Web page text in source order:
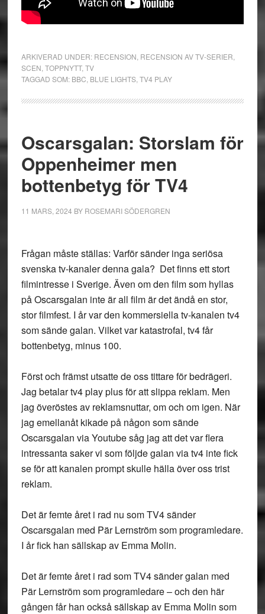
ARKIVERAD UNDER: RECENSION RECENSION AV TV-SERIER
SCEN TOPPNYTT, TV
TAGGAD SOM: BBC BLUE LIGHTS, TV4 PLAY
Oscarsgalan: Storslam för
Oppenheimer men
bottenbetyg för TV4
11 MARS, 2024 BY ROSEMARI SÖDERGREN
Frågan måste ställas: Varför sänder inga seriösa
svenska tv-kanaler denna gala? Det finns ett stort
filmintresse i Sverige. Även om den film som hyllas
på Oscarsgalan inte är all film är det ändå en stor,
stor filmfest. I år var den kommersiella tv-kanalen tv4
som sände galan. Vilket var katastrofal, tv4 får
bottenbetyg, minus 100.
Först och främst utsatte de oss tittare för bedrägeri.
Jag betalar tv4 play plus för att slippa reklam. Men
jag överöstes av reklamsnuttar, om och om igen. När
jag emellanåt kikade på någon som sände
Oscarsgalan via Youtube såg jag att det var flera
intressanta saker vi som följde galan via tv4 inte fick
se för att kanalen prompt skulle hälla över oss trist
reklam.
Det är femte året i rad nu som TV4 sänder
Oscarsgalan med Pär Lernström som programledare.
I år fick han sällskap av Emma Molin.
Det är femte året i rad som TV4 sänder galan med
Pär Lernström som programledare – och den här
gången får han också sällskap av Emma Molin som